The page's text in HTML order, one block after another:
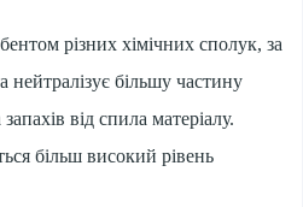
різних хімічних сполук, за
нейтралізує більшу частину
від спила матеріалу.
більш високий рівень